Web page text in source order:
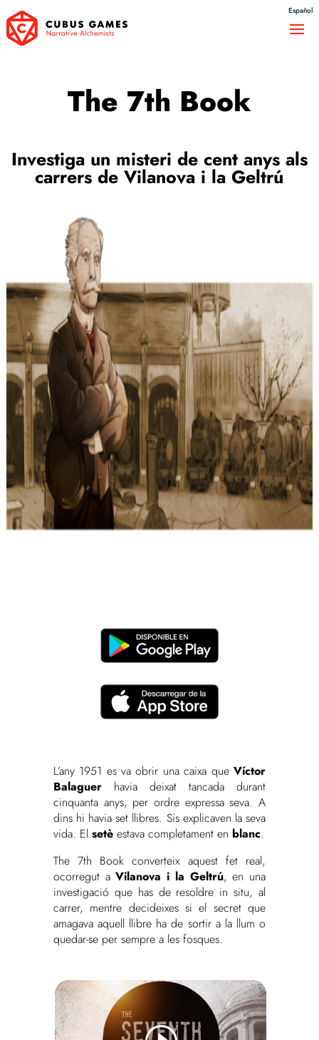
Español
The 7th Book
Investiga un misteri de cent anys als
carrers de Vilanova i la Geltrú
L’any 1951 es va obrir una caixa queVíctor
Balaguerhavia deixat tancada durant
cinquanta anys, per ordre expressa seva. A
dins hi havia set llibres. Sis explicaven la seva
vida. El setèestava completament en blanc.
The 7th Book converteix aquest fet real,
ocorregut aVilanova i la Geltrú, en una
investigació que has de resoldre in situ, al
carrer, mentre decideixes si el secret que
amagava aquell llibre ha de sortir a la llum o
quedar-se per sempre a les fosques.